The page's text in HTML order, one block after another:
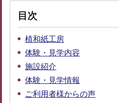
目次
植和紙工房
体験・見学内容
施設紹介
体験・見学情報
ご利用者様からの声